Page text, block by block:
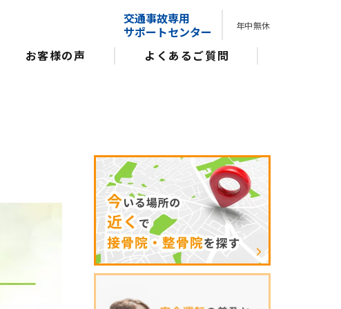
交通事故専用
サポートセンター
年中無休
お客様の声 よくあるご質問